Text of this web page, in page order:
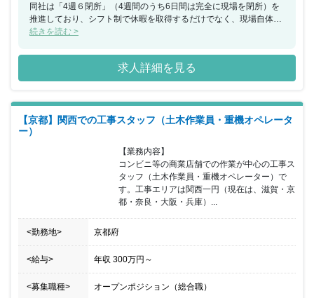
同社は「4週６閉所」（4週間のうち6日間は完全に現場を閉所）を
推進しており、シフト制で休暇を取得するだけでなく、現場自体を
閉所することで、協力会社社員も含めた業界全体の長時間労働改善
業時間約24時間と建設業界の中でも働きやすい就業環境を保ってい
続きを読む >
求人詳細を見る
【京都】関西での工事スタッフ（土木作業員・重機オペレータ
ー）
【業務内容】
コンビニ等の商業店舗での作業が中心の工事ス
タッフ（土木作業員・重機オペレーター）で
す。工事エリアは関西一円（現在は、滋賀・京
都・奈良・大阪・兵庫）...
<勤務地> 京都府
<給与> 年収 300万円 ～
<募集職種> オープンポジション（総合職）